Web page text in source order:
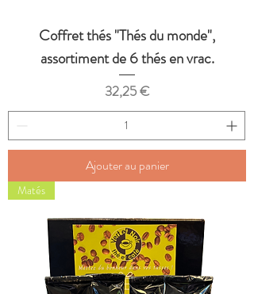
Coffret thés "Thés du monde",
assortiment de 6 thés en vrac.
Prix
32,25 €
Ajouter au panier
Matés